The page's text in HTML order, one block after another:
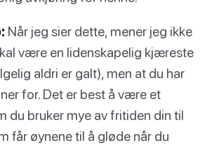
Når jeg sier dette, mener jeg ikke
være en lidenskapelig kjæreste
aldri er galt), men at du har
for. Det er best å være et
du bruker mye av fritiden din til
får øynene til å gløde når du